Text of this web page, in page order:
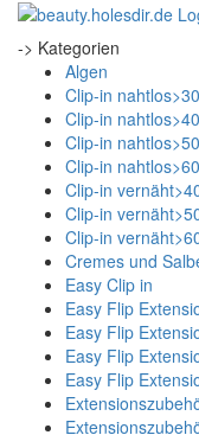
-> Kategorien
Algen
Clip-in
Clip-in
Clip-in
Clip-in
Clip-in
Clip-in
Clip-in
Cremes und
Easy Clip in
Easy Flip
Easy Flip
Easy Flip
Easy Flip